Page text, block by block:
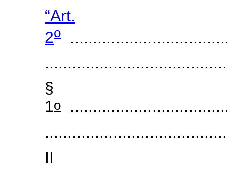
“Art.
2o
§
1o